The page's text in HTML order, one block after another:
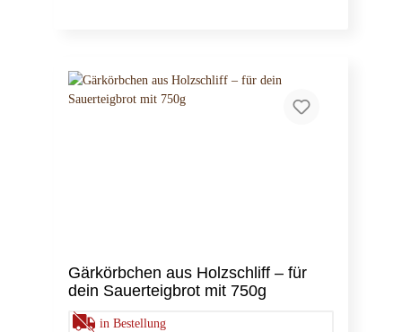
Gärkörbchen aus Holzschliff – für
dein Sauerteigbrot mit 750g
in Bestellung